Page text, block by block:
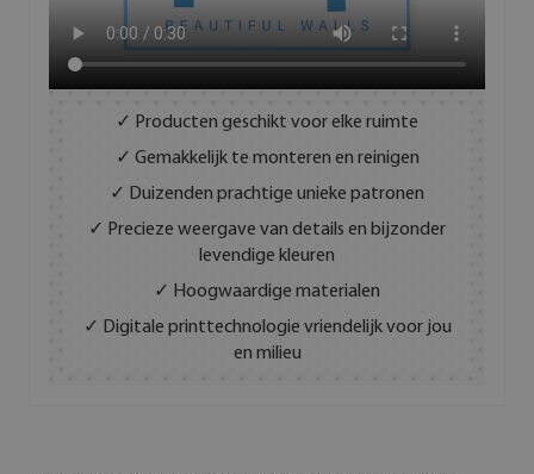
✓ Producten geschikt voor elke ruimte
✓ Gemakkelijk te monteren en reinigen
✓ Duizenden prachtige unieke patronen
✓ Precieze weergave van details en bijzonder
levendige kleuren
✓ Hoogwaardige materialen
✓ Digitale printtechnologie vriendelijk voor jou
en milieu